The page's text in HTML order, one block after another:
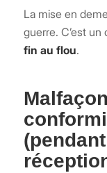
La mise en
guerre. C’est un
fin au flou.